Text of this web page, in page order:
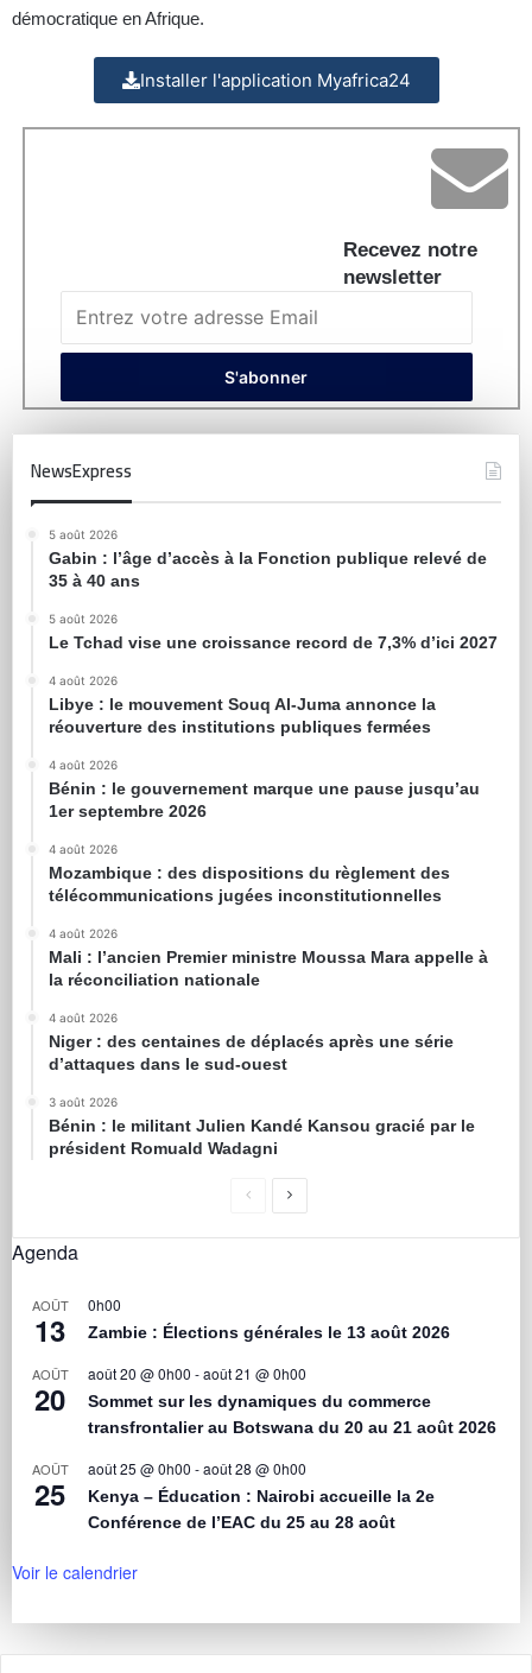
démocratique en Afrique.
Installer l'application Myafrica24
Recevez notre
newsletter
NewsExpress
5 août 2026
Gabin : l’âge d’accès à la Fonction publique relevé de
35 à 40 ans
5 août 2026
Le Tchad vise une croissance record de 7,3% d’ici 2027
4 août 2026
Libye : le mouvement Souq Al-Juma annonce la
réouverture des institutions publiques fermées
4 août 2026
Bénin : le gouvernement marque une pause jusqu’au
1er septembre 2026
4 août 2026
Mozambique : des dispositions du règlement des
télécommunications jugées inconstitutionnelles
4 août 2026
Mali : l’ancien Premier ministre Moussa Mara appelle à
la réconciliation nationale
4 août 2026
Niger : des centaines de déplacés après une série
d’attaques dans le sud-ouest
3 août 2026
Bénin : le militant Julien Kandé Kansou gracié par le
président Romuald Wadagni
Agenda
AOÛT
13
0h00
Zambie : Élections générales le 13 août 2026
AOÛT
20
août 20 @ 0h00 -août 21 @ 0h00
Sommet sur les dynamiques du commerce
transfrontalier au Botswana du 20 au 21 août 2026
AOÛT
25
août 25 @ 0h00 -août 28 @ 0h00
Kenya – Éducation : Nairobi accueille la 2e
Conférence de l’EAC du 25 au 28 août
Voir le calendrier